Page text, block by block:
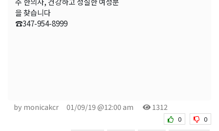
을 찾습니다
☎347-954-8999
by monicakcr 01/09/19 @12:00 am 1312
0 0